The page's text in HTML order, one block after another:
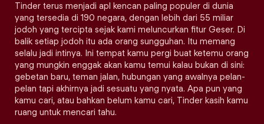
Tinder terus menjadi apl kencan paling populer di dunia
yang tersedia di 190 negara, dengan lebih dari 55 miliar
jodoh yang tercipta sejak kami meluncurkan fitur Geser. Di
balik setiap jodoh itu ada orang sungguhan. Itu memang
selalu jadi intinya. Ini tempat kamu pergi buat ketemu orang
yang mungkin enggak akan kamu temui kalau bukan di sini:
gebetan baru, teman jalan, hubungan yang awalnya pelan-
pelan tapi akhirnya jadi sesuatu yang nyata. Apa pun yang
kamu cari, atau bahkan belum kamu cari, Tinder kasih kamu
ruang untuk mencari tahu.